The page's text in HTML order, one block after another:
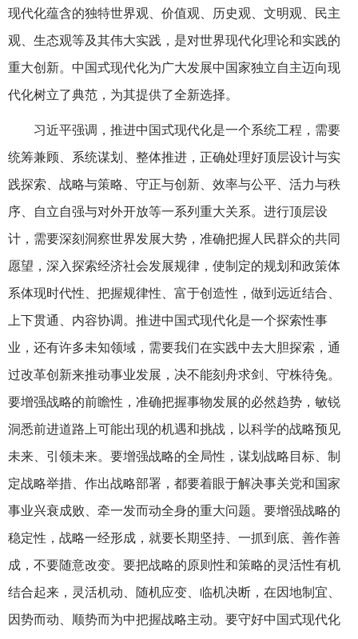
现代化蕴含的独特世界观、价值观、历史观、文明观、民主
观、生态观等及其伟大实践，是对世界现代化理论和实践的
重大创新。中国式现代化为广大发展中国家独立自主迈向现
代化树立了典范，为其提供了全新选择。
习近平强调，推进中国式现代化是一个系统工程，需要
统筹兼顾、系统谋划、整体推进，正确处理好顶层设计与实
践探索、战略与策略、守正与创新、效率与公平、活力与秩
序、自立自强与对外开放等一系列重大关系。进行顶层设
计，需要深刻洞察世界发展大势，准确把握人民群众的共同
愿望，深入探索经济社会发展规律，使制定的规划和政策体
系体现时代性、把握规律性、富于创造性，做到远近结合、
上下贯通、内容协调。推进中国式现代化是一个探索性事
业，还有许多未知领域，需要我们在实践中去大胆探索，通
过改革创新来推动事业发展，决不能刻舟求剑、守株待兔。
要增强战略的前瞻性，准确把握事物发展的必然趋势，敏锐
洞悉前进道路上可能出现的机遇和挑战，以科学的战略预见
未来、引领未来。要增强战略的全局性，谋划战略目标、制
定战略举措、作出战略部署，都要着眼于解决事关党和国家
事业兴衰成败、牵一发而动全身的重大问题。要增强战略的
稳定性，战略一经形成，就要长期坚持、一抓到底、善作善
成，不要随意改变。要把战略的原则性和策略的灵活性有机
结合起来，灵活机动、随机应变、临机决断，在因地制宜、
因势而动、顺势而为中把握战略主动。要守好中国式现代化